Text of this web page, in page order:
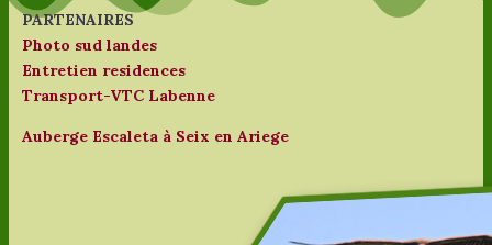
PARTENAIRES
Photo sud landes
Entretien residences
Transport-VTC Labenne
Auberge Escaleta à Seix en Ariege